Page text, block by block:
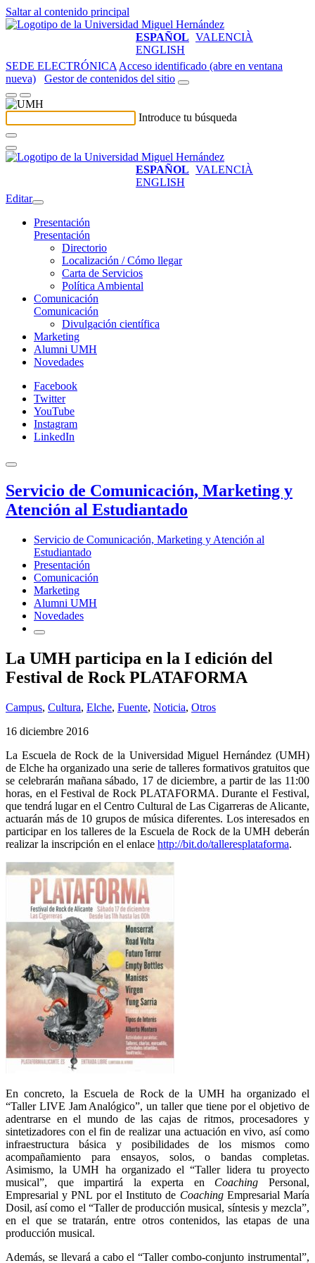
Saltar al contenido principal
ESPAÑOL VALENCIÀ
ENGLISH
SEDE ELECTRÓNICA Acceso identificado (abre en ventana
nueva)
Gestor de contenidos del sitio
Introduce tu búsqueda
ESPAÑOL VALENCIÀ
ENGLISH
Editar
Presentación
Presentación
Directorio
Localización / Cómo llegar
Carta de Servicios
Política Ambiental
Comunicación
Comunicación
Divulgación científica
Marketing
Alumni UMH
Novedades
Facebook
Twitter
YouTube
Instagram
LinkedIn
Servicio de Comunicación, Marketing y
Atención al Estudiantado
Servicio de Comunicación, Marketing y Atención al
Estudiantado
Presentación
Comunicación
Marketing
Alumni UMH
Novedades
La UMH participa en la I edición del
Festival de Rock PLATAFORMA
Campus, Cultura, Elche, Fuente, Noticia, Otros
16 diciembre 2016
La Escuela de Rock de la Universidad Miguel Hernández (UMH)
de Elche ha organizado una serie de talleres formativos gratuitos que
se celebrarán mañana sábado, 17 de diciembre, a partir de las 11:00
horas, en el Festival de Rock PLATAFORMA. Durante el Festival,
que tendrá lugar en el Centro Cultural de Las Cigarreras de Alicante,
actuarán más de 10 grupos de música diferentes. Los interesados en
participar en los talleres de la Escuela de Rock de la UMH deberán
realizar la inscripción en el enlace http://bit.do/talleresplataforma.
En concreto, la Escuela de Rock de la UMH ha organizado el
“Taller LIVE Jam Analógico”, un taller que tiene por el objetivo de
adentrarse en el mundo de las cajas de ritmos, procesadores y
sintetizadores con el fin de realizar una actuación en vivo, así como
infraestructura básica y posibilidades de los mismos como
acompañamiento para ensayos, solos, o bandas completas.
Asimismo, la UMH ha organizado el “Taller lidera tu proyecto
musical”, que impartirá la experta en Coaching Personal,
Empresarial y PNL por el Instituto de CoachingEmpresarial María
Dosil, así como el “Taller de producción musical, síntesis y mezcla”,
en el que se tratarán, entre otros contenidos, las etapas de una
producción musical.
Además, se llevará a cabo el “Taller combo-conjunto instrumental”,